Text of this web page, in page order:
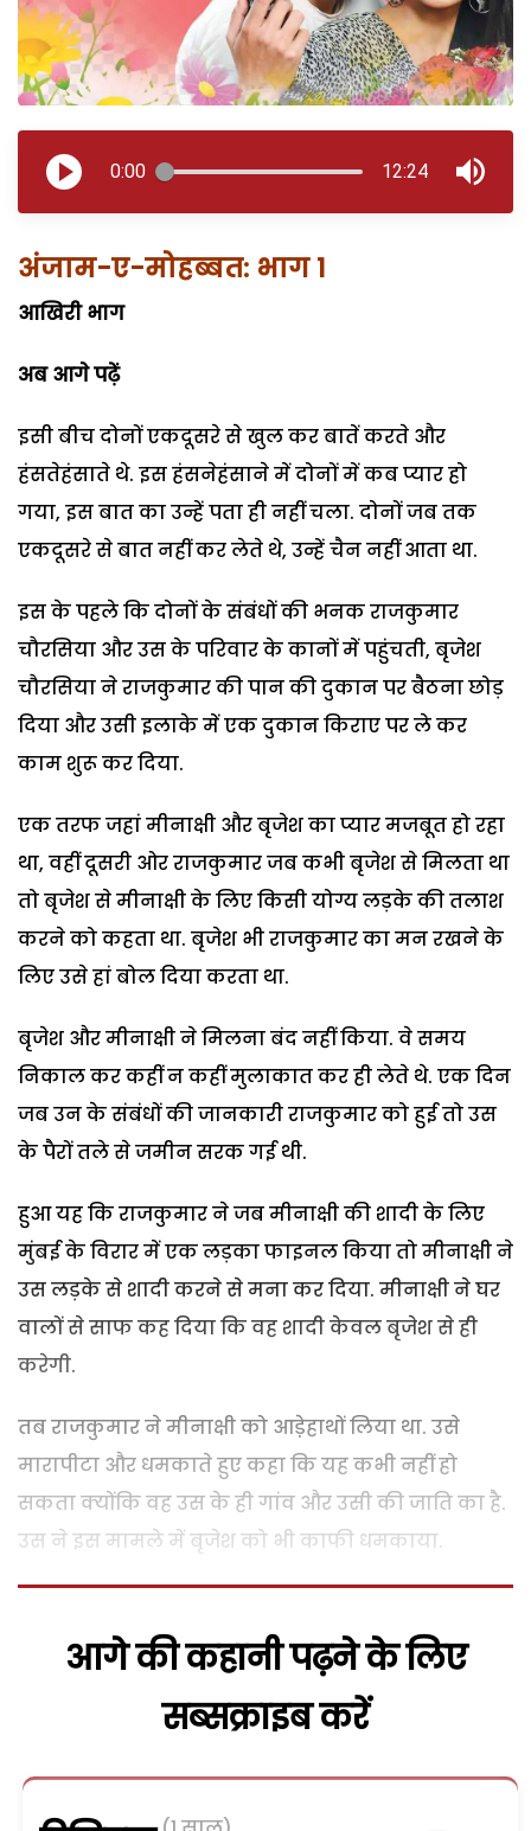
0:00 12:24
अंजाम-ए-मोहब्बत: भाग 1
आखिरी भाग
अब आगे पढ़ें
इसी बीच दोनों एकदूसरे से खुल कर बातें करते और
हंसतेहंसाते थे. इस हंसनेहंसाने में दोनों में कब प्यार हो
गया, इस बात का उन्हें पता ही नहीं चला. दोनों जब तक
एकदूसरे से बात नहीं कर लेते थे, उन्हें चैन नहीं आता था.
इस के पहले कि दोनों के संबंधों की भनक राजकुमार
चौरसिया और उस के परिवार के कानों में पहुंचती, बृजेश
चौरसिया ने राजकुमार की पान की दुकान पर बैठना छोड़
दिया और उसी इलाके में एक दुकान किराए पर ले कर
काम शुरू कर दिया.
एक तरफ जहां मीनाक्षी और बृजेश का प्यार मजबूत हो रहा
था, वहीं दूसरी ओर राजकुमार जब कभी बृजेश से मिलता था
तो बृजेश से मीनाक्षी के लिए किसी योग्य लड़के की तलाश
करने को कहता था. बृजेश भी राजकुमार का मन रखने के
लिए उसे हां बोल दिया करता था.
बृजेश और मीनाक्षी ने मिलना बंद नहीं किया. वे समय
निकाल कर कहीं न कहीं मुलाकात कर ही लेते थे. एक दिन
जब उन के संबंधों की जानकारी राजकुमार को हुई तो उस
के पैरों तले से जमीन सरक गई थी.
हुआ यह कि राजकुमार ने जब मीनाक्षी की शादी के लिए
मुंबई के विरार में एक लड़का फाइनल किया तो मीनाक्षी ने
उस लड़के से शादी करने से मना कर दिया. मीनाक्षी ने घर
वालों से साफ कह दिया कि वह शादी केवल बृजेश से ही
करेगी.
तब राजकुमार ने मीनाक्षी को आडे़हाथों लिया था. उसे
मारापीटा और धमकाते हुए कहा कि यह कभी नहीं हो
सकता क्योंकि वह उस के ही गांव और उसी की जाति का है.
उस ने इस मामले में बृजेश को भी काफी धमकाया.
आगे की कहानी पढ़ने के लिए
सब्सक्राइब करें